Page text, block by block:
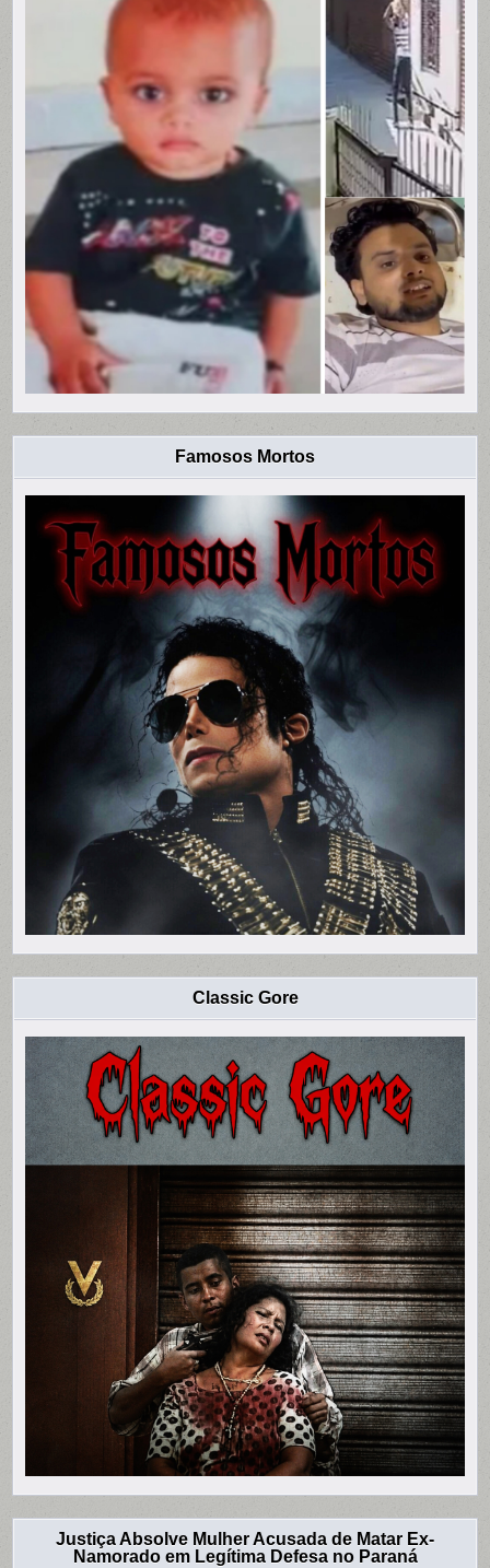
Famosos Mortos
Classic Gore
Justiça Absolve Mulher Acusada de Matar Ex-
Namorado em Legítima Defesa no Paraná